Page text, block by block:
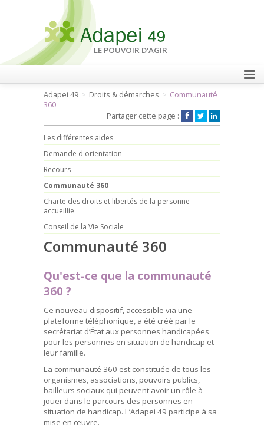
LE POUVOIR D'AGIR
FAIRE UN DON
Adapei 49 Droits & démarches
Communauté
360
Partager cette page :
Les différentes aides
Demande d'orientation
Recours
Communauté 360
Charte des droits et libertés de la personne
accueillie
Conseil de la Vie Sociale
Communauté 360
Qu'est-ce que la communauté
360 ?
Ce nouveau dispositif, accessible via une
plateforme téléphonique, a été créé par le
secrétariat d’État aux personnes handicapées
pour les personnes en situation de handicap et
leur famille.
La communauté 360 est constituée de tous les
organismes, associations, pouvoirs publics,
bailleurs sociaux qui peuvent avoir un rôle à
jouer dans le parcours des personnes en
situation de handicap. L’Adapei 49 participe à sa
mise en œuvre.